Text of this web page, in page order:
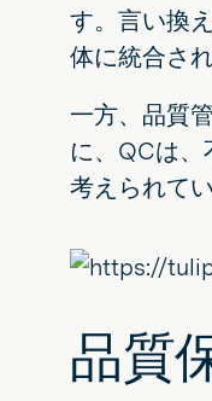
す。言い換
体に統合さ
一方、品質
に、QCは、
考えられてい
品質